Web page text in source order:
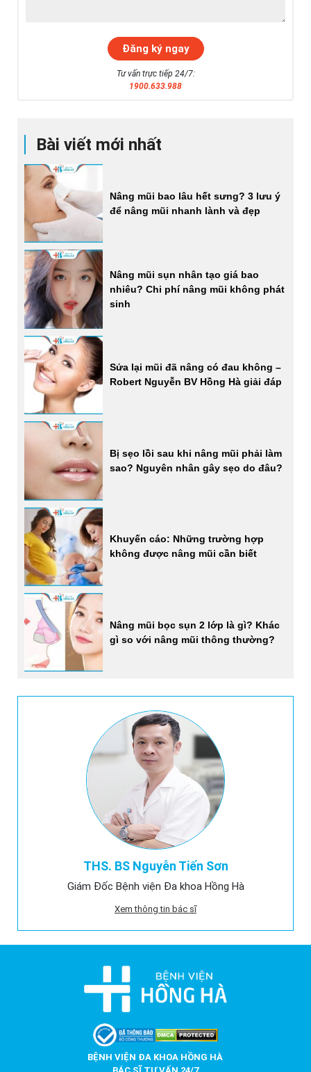
THS. BS Nguyễn Tiến Sơn
Giám Đốc Bệnh viện Đa khoa Hồng Hà
Xem thông tin bác sĩ
Bài viết mới nhất
Nâng mũi bao lâu hết sưng? 3 lưu ý
để nâng mũi nhanh lành và đẹp
Nâng mũi sụn nhân tạo giá bao
nhiêu? Chi phí nâng mũi không phát
sinh
Sửa lại mũi đã nâng có đau không –
Robert Nguyễn BV Hồng Hà giải đáp
Bị sẹo lồi sau khi nâng mũi phải làm
sao? Nguyên nhân gây sẹo do đâu?
Khuyến cáo: Những trường hợp
không được nâng mũi cần biết
Nâng mũi bọc sụn 2 lớp là gì? Khác
gì so với nâng mũi thông thường?
Tư vấn trực tiếp 24/7:
1900.633.988
BỆNH VIỆN ĐA KHOA HỒNG HÀ